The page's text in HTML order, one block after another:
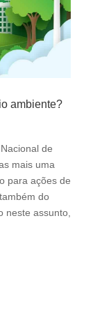
ambiente?
de
mais uma
para ações de
do
neste assunto,